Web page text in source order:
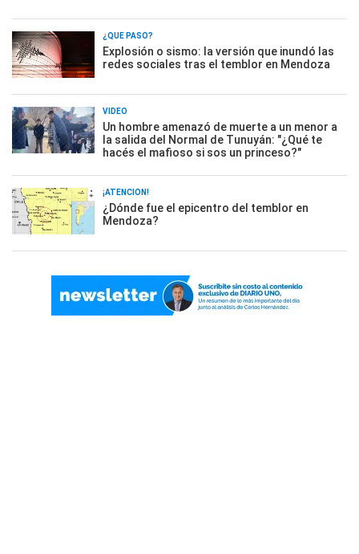
¿QUÉ PASÓ?
Explosión o sismo: la versión que inundó las
redes sociales tras el temblor en Mendoza
VIDEO
Un hombre amenazó de muerte a un menor a
la salida del Normal de Tunuyán: "¿Qué te
hacés el mafioso si sos un princeso?"
¡ATENCIÓN!
¿Dónde fue el epicentro del temblor en
Mendoza?